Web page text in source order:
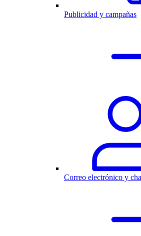
Publicidad y campañas
Correo electrónico y